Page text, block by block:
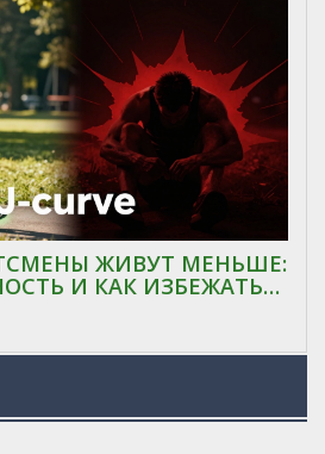
ЖИВУТ МЕНЬШЕ:
И КАК ИЗБЕЖАТЬ